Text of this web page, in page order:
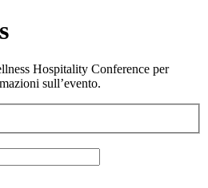
Hospitality Conference per
sull’evento.